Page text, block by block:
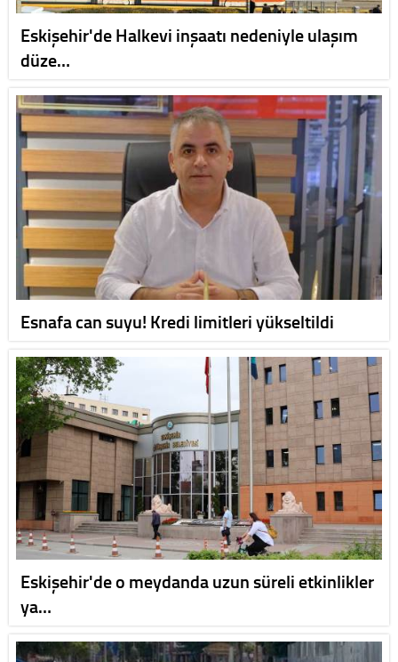
Eskişehir'de Halkevi inşaatı nedeniyle ulaşım
düze…
Esnafa can suyu! Kredi limitleri yükseltildi
Eskişehir'de o meydanda uzun süreli etkinlikler
ya…